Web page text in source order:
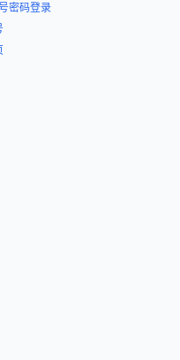
密码登录